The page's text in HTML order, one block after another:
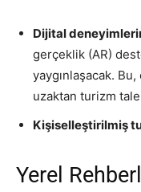
Dijital
gerçeklik (AR)
yaygınlaşacak.
uzaktan turizm
Kişiselleştirilmiş
Yerel